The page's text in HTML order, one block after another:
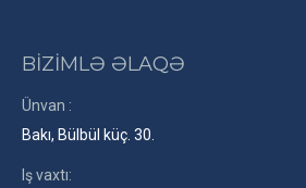
BİZİMLƏ ƏLAQƏ
Ünvan :
Bakı, Bülbül küç. 30.
Iş vaxtı: